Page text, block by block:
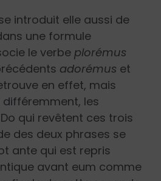
introduit elle aussi de
une formule
le verbeplorémus
adorémus et
en effet, mais
les
qui revêtent ces trois
des deux phrases se
ante qui est repris
avant eum comme